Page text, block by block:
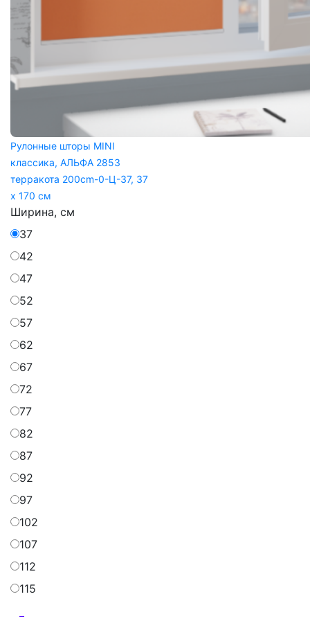
Рулонные шторы MINI
классика, АЛЬФА 2853
терракота 200cm-0-Ц-37, 37
x 170 см
Ширина, см
37
42
47
52
57
62
67
72
77
82
87
92
97
102
107
112
115